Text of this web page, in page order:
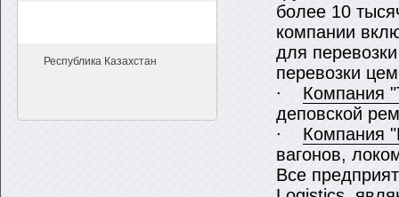
Республика Казахстан
более 10
компании
для
перевозки
∙ Компания
деповской
∙ Компания
вагонов,
Все